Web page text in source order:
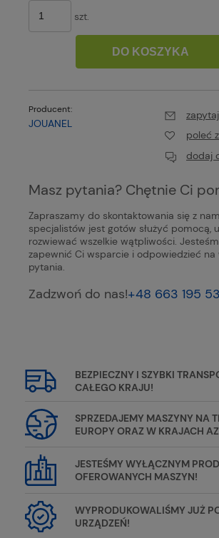
szt.
DO KOSZYKA
Producent:
JOUANEL
poleć
dodaj
Masz pytania? Chętnie Ci
Zapraszamy do skontaktowania się z
specjalistów jest gotów służyć pomocą,
rozwiewać wszelkie wątpliwości.
zapewnić Ci wsparcie i odpowiedzieć na
pytania.
Zadzwoń do nas!+48 663 195
BEZPIECZNY I SZYBKI
CAŁEGO KRAJU!
SPRZEDAJEMY MASZYNY NA
EUROPY ORAZ W KRAJACH
JESTEŚMY WYŁĄCZNYM
OFEROWANYCH MASZYN!
WYPRODUKOWALIŚMY JUŻ
URZĄDZEŃ!